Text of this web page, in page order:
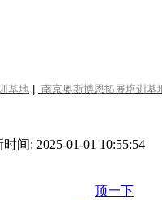
基地 南京奥斯博恩拓展培训基
时间: 2025-01-01
顶一下